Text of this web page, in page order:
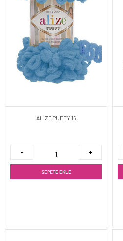
ALİZE PUFFY 16
SEPETE EKLE